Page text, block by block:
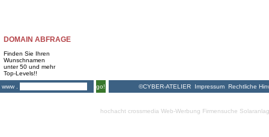
DOMAIN ABFRAGE
Finden Sie Ihren
Wunschnamen
unter 50 und mehr
Top-Levels!!
www .
go! ©CYBER-ATELIER Impressum Rechtliche
hochacht crossmedia Web-Werbung Firmensuche